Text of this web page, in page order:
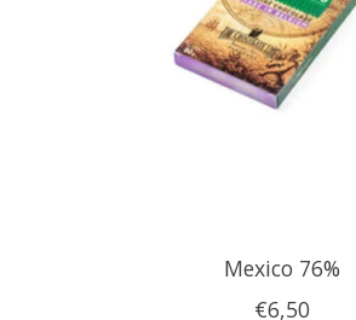
Mexico 76%
€6,50